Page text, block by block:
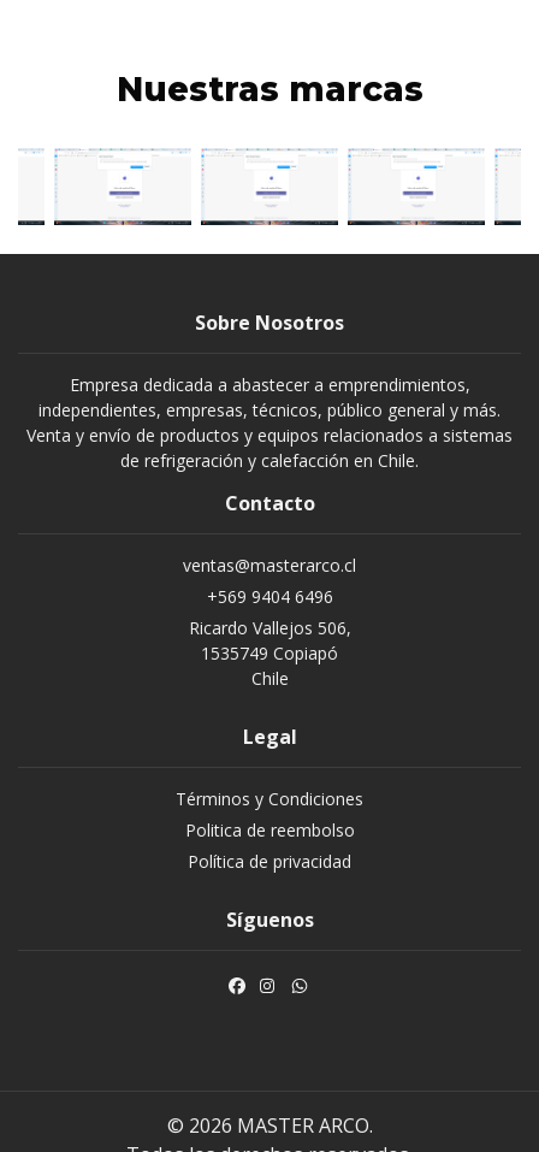
Nuestras marcas
Sobre Nosotros
Empresa dedicada a abastecer a emprendimientos,
independientes, empresas, técnicos, público general y más.
Venta y envío de productos y equipos relacionados a sistemas
de refrigeración y calefacción en Chile.
Contacto
ventas@masterarco.cl
+569 9404 6496
Ricardo Vallejos 506,
1535749 Copiapó
Chile
Legal
Términos y Condiciones
Politica de reembolso
Política de privacidad
Síguenos
© 2026 MASTER ARCO.